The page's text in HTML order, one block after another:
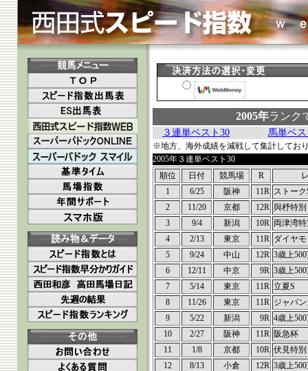
2005年ランク
３連単ベスト30 馬単ベス
※地方、海外成績を減戦して集計してお
2005年３連単ベスト30
順位
日付 競馬場 R
1
6/25 阪神 11R ストーク
2
11/20 京都 12R 與杼特別
3
9/4 新潟 10R 両津湾
4
2/13 東京 11R ダイヤ
5
9/24 中山 12R 3歳上
6
12/11 中京 9R 3歳上
7
5/14 東京 11R 立夏S
8
11/26 東京 11R ジャパ
9
5/22 新潟 9R 4歳上
10
2/27 阪神 11R 阪急杯
11
1/8 京都 10R 伏見特別
12
8/13 小倉 12R 3歳上